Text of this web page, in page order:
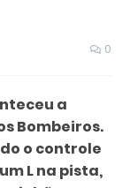
0
a
Bombeiros.
o controle
L na pista,